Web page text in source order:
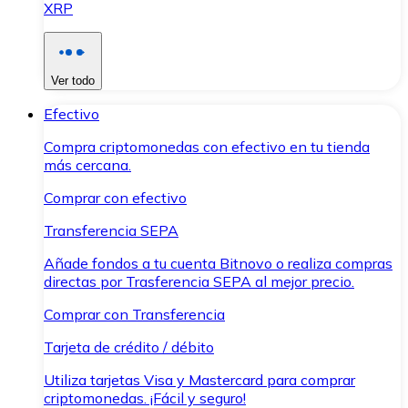
XRP
Ver todo
Efectivo
Compra criptomonedas con efectivo en tu tienda
más cercana.
Comprar con efectivo
Transferencia SEPA
Añade fondos a tu cuenta Bitnovo o realiza compras
directas por Trasferencia SEPA al mejor precio.
Comprar con Transferencia
Tarjeta de crédito / débito
Utiliza tarjetas Visa y Mastercard para comprar
criptomonedas. ¡Fácil y seguro!